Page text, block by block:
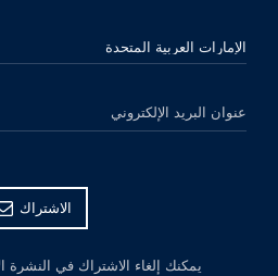
الرجاء اختيار بلدك
عنوان البريد الإلكتروني
الاشتراك
يمكنك إلغاء الاشتراك في النشرة